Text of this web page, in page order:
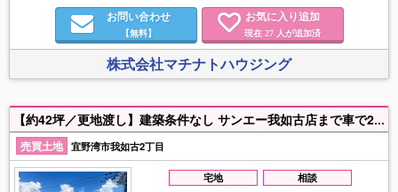
お問い合わせ
【無料】
お気に入り追加
現在 27人が追加済
株式会社マチナトハウジング
【約42坪／更地渡し】建築条件なし サンエー我如古店まで車で2分＜2号地＞
売買土地 宜野湾市我如古2丁目
宅地 相談